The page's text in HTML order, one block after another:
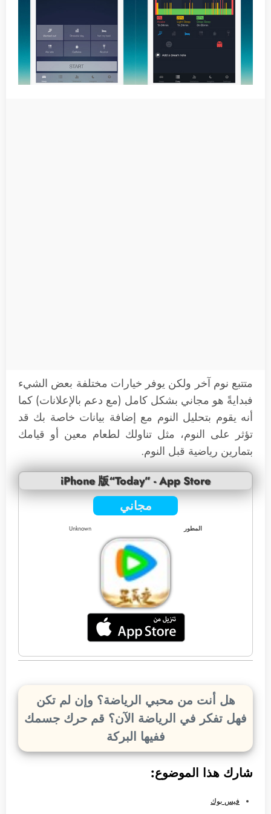
متتبع نوم آخر ولكن يوفر خيارات مختلفة بعض الشيء
فبدايةً هو مجاني بشكل كامل (مع دعم بالإعلانات) كما
أنه يقوم بتحليل النوم مع إضافة بيانات خاصة بك قد
تؤثر على النوم، مثل تناولك لطعام معين أو قيامك
بتمارين رياضية قبل النوم.
iPhone 版“Today” - App Store
مجاني
المطور Unknown
هل أنت من محبي الرياضة؟ وإن لم تكن
فهل تفكر في الرياضة الآن؟ قم حرك جسمك
ففيها البركة
شارك هذا الموضوع:
فيس بوك